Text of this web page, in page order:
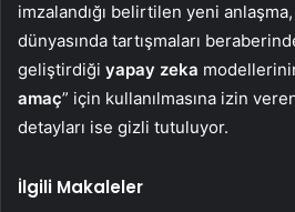
imzalandığı belirtilen yeni
dünyasında tartışmaları
geliştirdiği yapay zeka
amaç” için kullanılmasına izin
detayları ise gizli tutuluyor.
İlgili Makaleler